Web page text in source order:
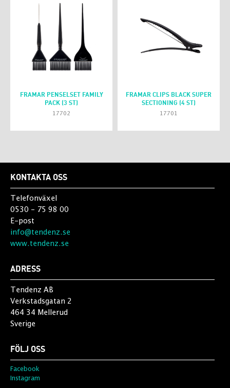
FRAMAR PENSELSET FAMILY
PACK (3 ST)
17702
FRAMAR CLIPS BLACK SUPER
SECTIONING (4 ST)
17701
KONTAKTA OSS
Telefonväxel
0530 - 75 98 00
E-post
info@tendenz.se
www.tendenz.se
ADRESS
Tendenz AB
Verkstadsgatan 2
464 34 Mellerud
Sverige
FÖLJ OSS
Facebook
Instagram